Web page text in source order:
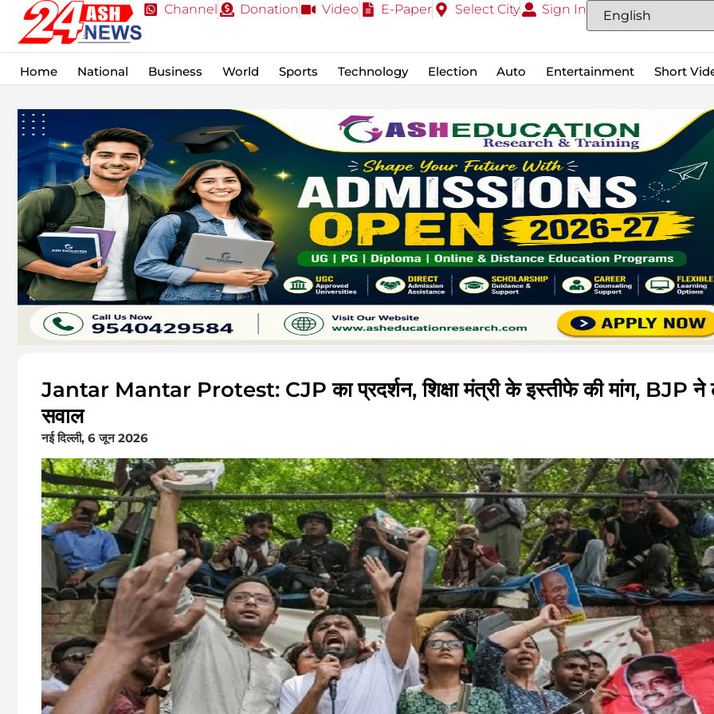
Channel Donation Video E-Paper Select City Sign In
Home National Business World Sports Technology Election Auto Entertainment Short
Jantar Mantar Protest: CJP का प्रदर्शन, शिक्षा मंत्री के इस्तीफे की मांग, BJP ने
सवाल
नई दिल्ली, 6 जून 2026